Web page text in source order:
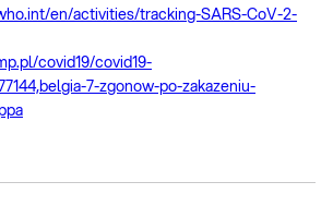
en/activities/tracking-SARS-CoV-2-
covid19/covid19-
7-zgonow-po-zakazeniu-